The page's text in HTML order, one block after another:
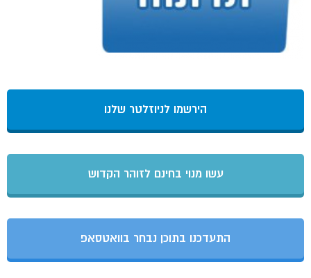
הירשמו לניוזלטר שלנו
עשו מנוי בחינם לזוהר הקדוש
התעדכנו בתוכן נבחר בוואטסאפ